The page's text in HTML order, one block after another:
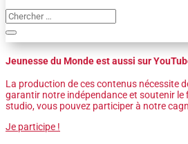
Jeunesse du Monde est aussi sur
La production de ces contenus nécessite
garantir notre indépendance et soutenir le
studio, vous pouvez participer à notre
Je participe !